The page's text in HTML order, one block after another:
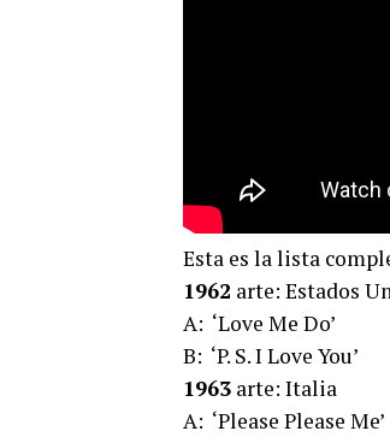
Esta es la lista
1962 arte: Estados
A: ‘Love Me Do’
B: ‘P. S. I Love You’
1963 arte: Italia
A: ‘Please Please Me’